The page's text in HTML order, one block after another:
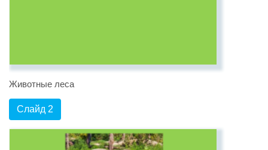
Животные леса
Слайд 2